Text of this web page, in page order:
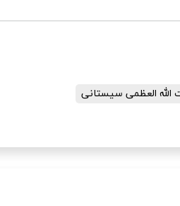
الله العظمی سیستانی